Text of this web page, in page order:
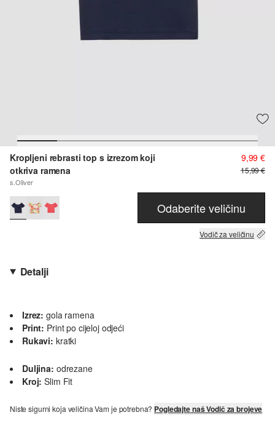
Kropljeni rebrasti top s izrezom koji
otkriva ramena
s.Oliver
9,99 €
15,99 €
Odaberite veličinu
Vodič za veličinu
Detalji
Izrez: gola ramena
Print: Print po cijeloj odjeći
Rukavi: kratki
Duljina: odrezane
Kroj: Slim Fit
Niste sigurni koja veličina Vam je potrebna? Pogledajte naš Vodič za brojeve